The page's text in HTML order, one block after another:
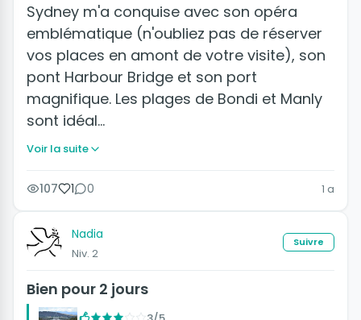
Sydney m'a conquise avec son opéra
emblématique (n'oubliez pas de réserver
vos places en amont de votre visite), son
pont Harbour Bridge et son port
magnifique. Les plages de Bondi et Manly
sont idéal…
Voir la suite
107 1 0 1 a
Nadia
Niv. 2
Suivre
Bien pour 2 jours